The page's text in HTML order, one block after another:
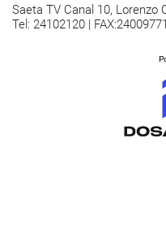
Saeta TV Canal 10, Lorenzo
Tel: 24102120 | FAX:24009771